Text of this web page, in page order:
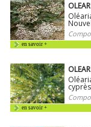
en savoir +
en savoir +